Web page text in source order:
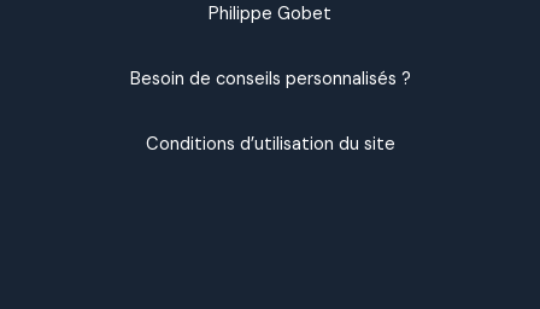
Philippe Gobet
Besoin de conseils personnalisés ?
Conditions d’utilisation du site